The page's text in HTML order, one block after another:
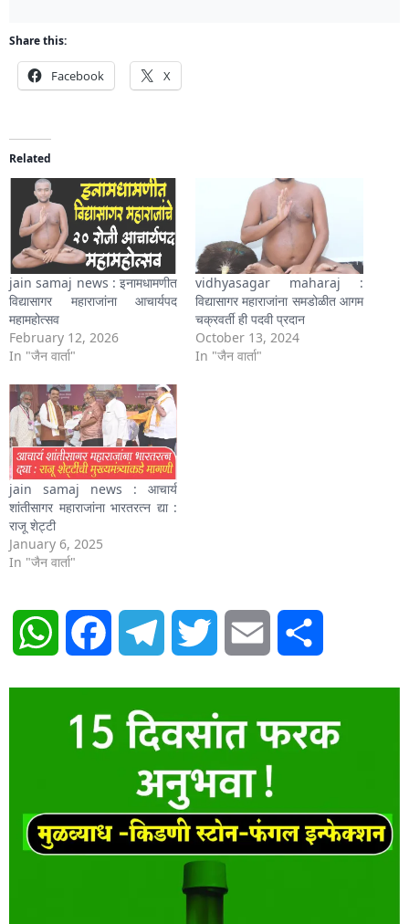
Share this:
Facebook X
Related
jain samaj news : इनामधामणीत
विद्यासागर महाराजांना आचार्यपद
महामहोत्सव
February 12, 2026
In "जैन वार्ता"
vidhyasagar maharaj :
विद्यासागर महाराजांना समडोळीत आगम
चक्रवर्ती ही पदवी प्रदान
October 13, 2024
In "जैन वार्ता"
jain samaj news : आचार्य
शांतीसागर महाराजांना भारतरत्न द्या :
राजू शेट्टी
January 6, 2025
In "जैन वार्ता"
WhatsAppFacebook Telegram Twitter Email